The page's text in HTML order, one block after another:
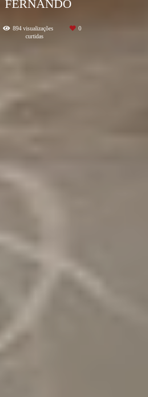
FERNANDO
894visualizações
0
curtidas